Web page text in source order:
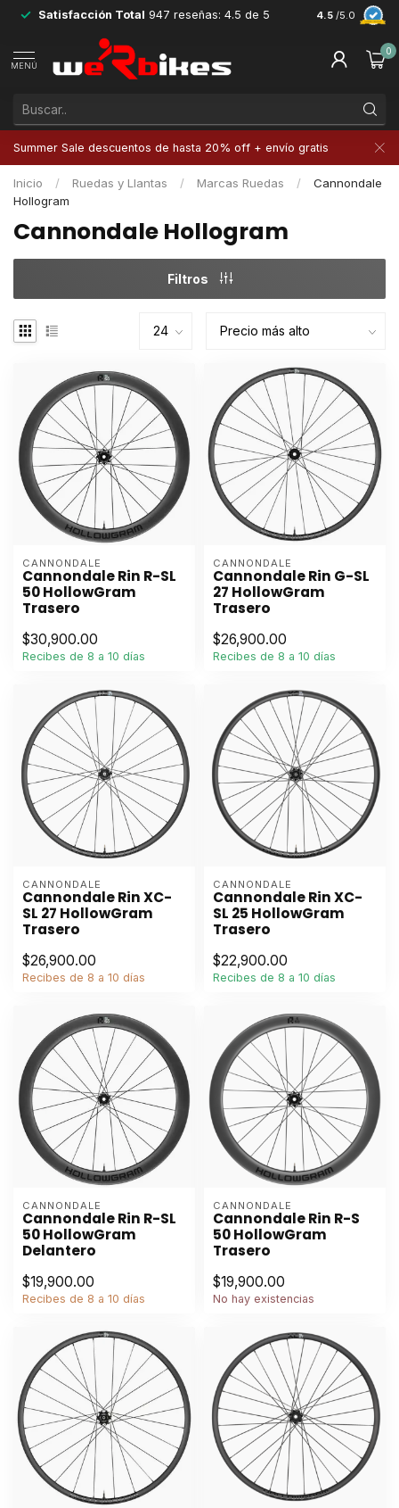
Satisfacción Total 947 reseñas: 4.5 de 5 4.5 /5.0
MENÚ
0
Summer Sale descuentos de hasta 20% off + envío gratis
Inicio / Ruedas y Llantas / Marcas Ruedas /
Cannondale
Hollogram
Cannondale Hollogram
Filtros
CANNONDALE
Cannondale Rin R-SL
50 HollowGram
Trasero
$30,900.00
Recibes de 8 a 10 días
CANNONDALE
Cannondale Rin G-SL
27 HollowGram
Trasero
$26,900.00
Recibes de 8 a 10 días
CANNONDALE
Cannondale Rin XC-
SL 27 HollowGram
Trasero
$26,900.00
Recibes de 8 a 10 días
CANNONDALE
Cannondale Rin XC-
SL 25 HollowGram
Trasero
$22,900.00
Recibes de 8 a 10 días
CANNONDALE
Cannondale Rin R-SL
50 HollowGram
Delantero
$19,900.00
Recibes de 8 a 10 días
CANNONDALE
Cannondale Rin R-S
50 HollowGram
Trasero
$19,900.00
No hay existencias